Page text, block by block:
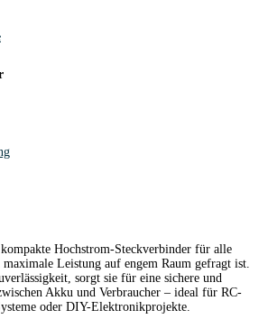
Hochstrom-Steckverbinder für alle
Leistung auf engem Raum gefragt ist.
sorgt sie für eine sichere und
Akku und Verbraucher – ideal für RC-
oder DIY-Elektronikprojekte